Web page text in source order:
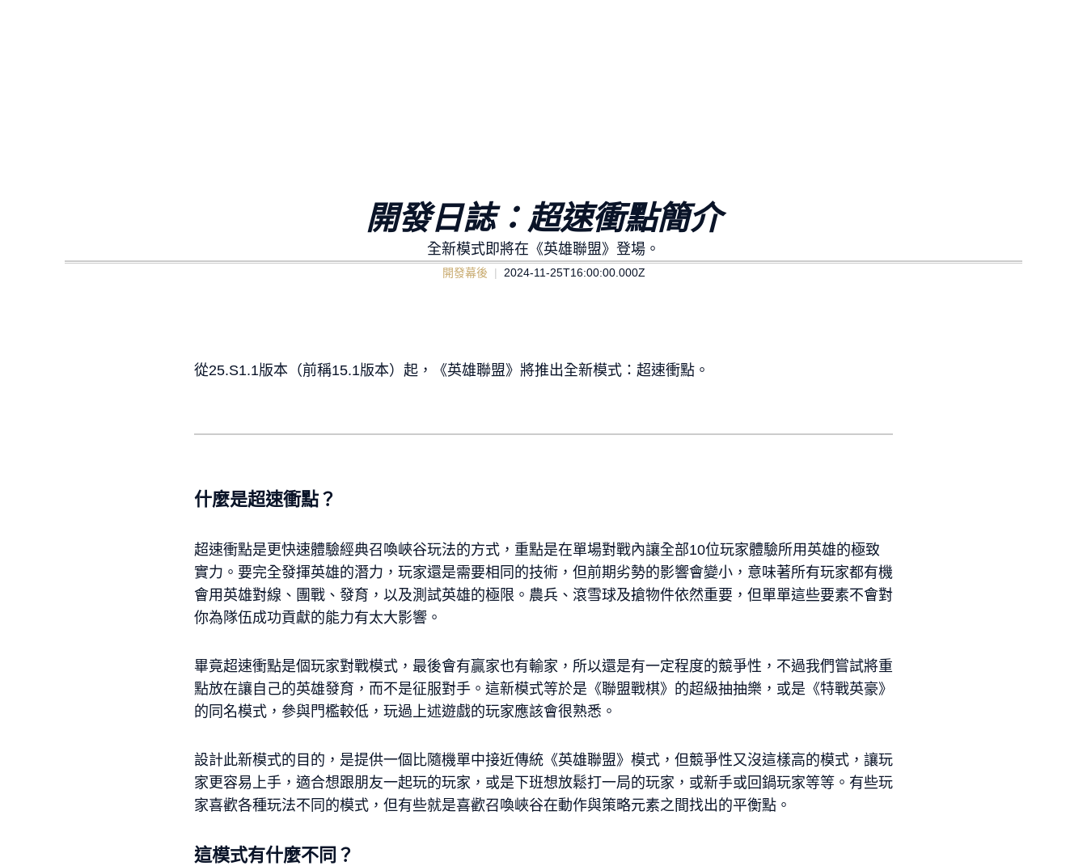
開發日誌：超速衝點簡介
全新模式即將在《英雄聯盟》登場。
開發幕後 2024-11-25T16:00:00.000Z
從25.S1.1版本（前稱15.1版本）起，《英雄聯盟》將推出全新模式：超速衝點。
什麼是超速衝點？
超速衝點是更快速體驗經典召喚峽谷玩法的方式，重點是在單場對戰內讓全部10位玩家體驗所用英雄的極致
實力。要完全發揮英雄的潛力，玩家還是需要相同的技術，但前期劣勢的影響會變小，意味著所有玩家都有機
會用英雄對線、團戰、發育，以及測試英雄的極限。農兵、滾雪球及搶物件依然重要，但單單這些要素不會對
你為隊伍成功貢獻的能力有太大影響。
畢竟超速衝點是個玩家對戰模式，最後會有贏家也有輸家，所以還是有一定程度的競爭性，不過我們嘗試將重
點放在讓自己的英雄發育，而不是征服對手。這新模式等於是《聯盟戰棋》的超級抽抽樂，或是《特戰英豪》
的同名模式，參與門檻較低，玩過上述遊戲的玩家應該會很熟悉。
設計此新模式的目的，是提供一個比隨機單中接近傳統《英雄聯盟》模式，但競爭性又沒這樣高的模式，讓玩
家更容易上手，適合想跟朋友一起玩的玩家，或是下班想放鬆打一局的玩家，或新手或回鍋玩家等等。有些玩
家喜歡各種玩法不同的模式，但有些就是喜歡召喚峽谷在動作與策略元素之間找出的平衡點。
這模式有什麼不同？